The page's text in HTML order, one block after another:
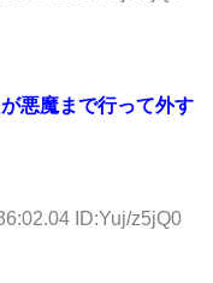
悪魔まで行って外す
ID:Yuj/z5jQ0